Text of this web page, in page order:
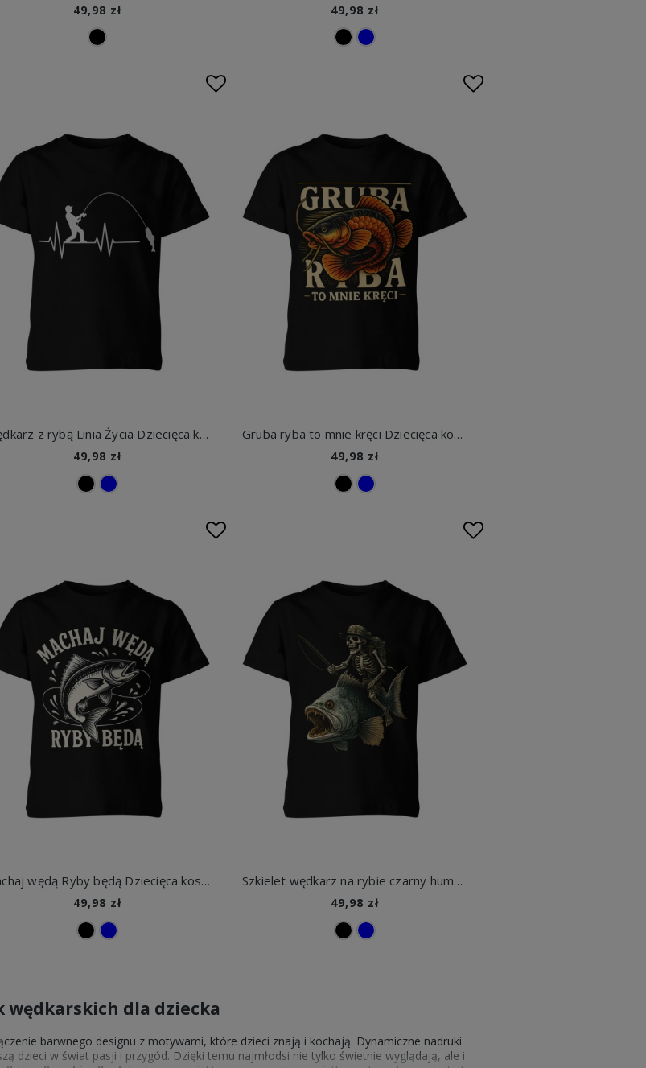
49,98 zł 49,98 zł
Wędkarz z rybą Linia Życia Dziecięca koszulka
49,98 zł
Gruba ryba to mnie kręci Dziecięca koszulka
49,98 zł
Machaj wędą Ryby będą Dziecięca koszulka
49,98 zł
Szkielet wędkarz na rybie czarny humor pasja łowienia Dziecięca koszulka
49,98 zł
dla dziecka
barwnego designu z motywami, które dzieci znają i kochają. Dynamiczne nadruki
dzieci w świat pasji i przygód. Dzięki temu najmłodsi nie tylko świetnie wyglądają, ale i